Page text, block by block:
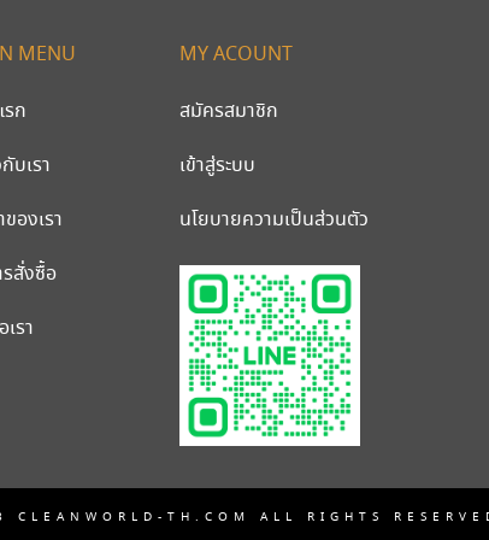
MENU
ก
บเรา
องเรา
รสั่งซื้อ
เรา
MY ACOUNT
สมัครสมาชิก
เข้าสู่ระบบ
นโยบายความเป็นส่วนตัว
TH.COM ALL RIGHTS